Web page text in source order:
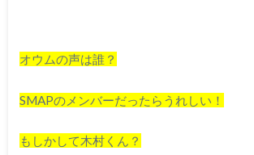
オウムの声は誰？
SMAPのメンバーだったらうれしい！
もしかして木村くん？